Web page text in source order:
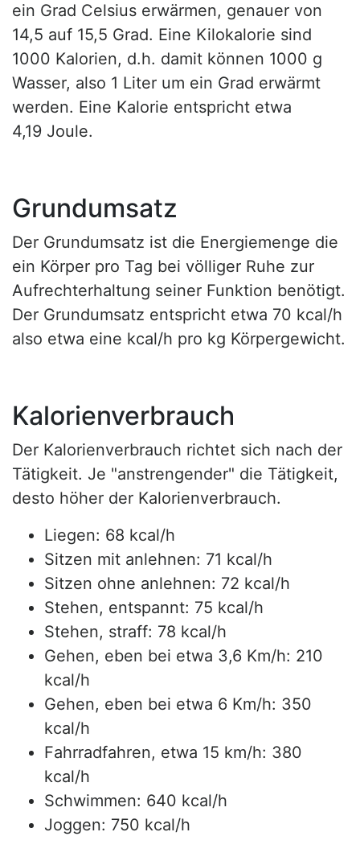
ein Grad Celsius erwärmen, genauer von
14,5 auf 15,5 Grad. Eine Kilokalorie sind
1000 Kalorien, d.h. damit können 1000 g
Wasser, also 1 Liter um ein Grad erwärmt
werden. Eine Kalorie entspricht etwa
4,19 Joule.
Grundumsatz
Der Grundumsatz ist die Energiemenge die
ein Körper pro Tag bei völliger Ruhe zur
Aufrechterhaltung seiner Funktion benötigt.
Der Grundumsatz entspricht etwa 70 kcal/h
also etwa eine kcal/h pro kg Körpergewicht.
Kalorienverbrauch
Der Kalorienverbrauch richtet sich nach der
Tätigkeit. Je "anstrengender" die Tätigkeit,
desto höher der Kalorienverbrauch.
Liegen: 68 kcal/h
Sitzen mit anlehnen: 71 kcal/h
Sitzen ohne anlehnen: 72 kcal/h
Stehen, entspannt: 75 kcal/h
Stehen, straff: 78 kcal/h
Gehen, eben bei etwa 3,6 Km/h: 210
kcal/h
Gehen, eben bei etwa 6 Km/h: 350
kcal/h
Fahrradfahren, etwa 15 km/h: 380
kcal/h
Schwimmen: 640 kcal/h
Joggen: 750 kcal/h